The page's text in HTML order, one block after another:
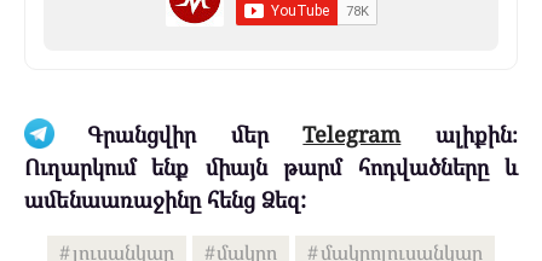
Գրանցվիր մերTelegramալիքին։
Ուղարկում ենք միայն թարմ հոդվածները և
ամենաառաջինը հենց Ձեզ:
լուսանկար մակրո
մակրոլուսանկար